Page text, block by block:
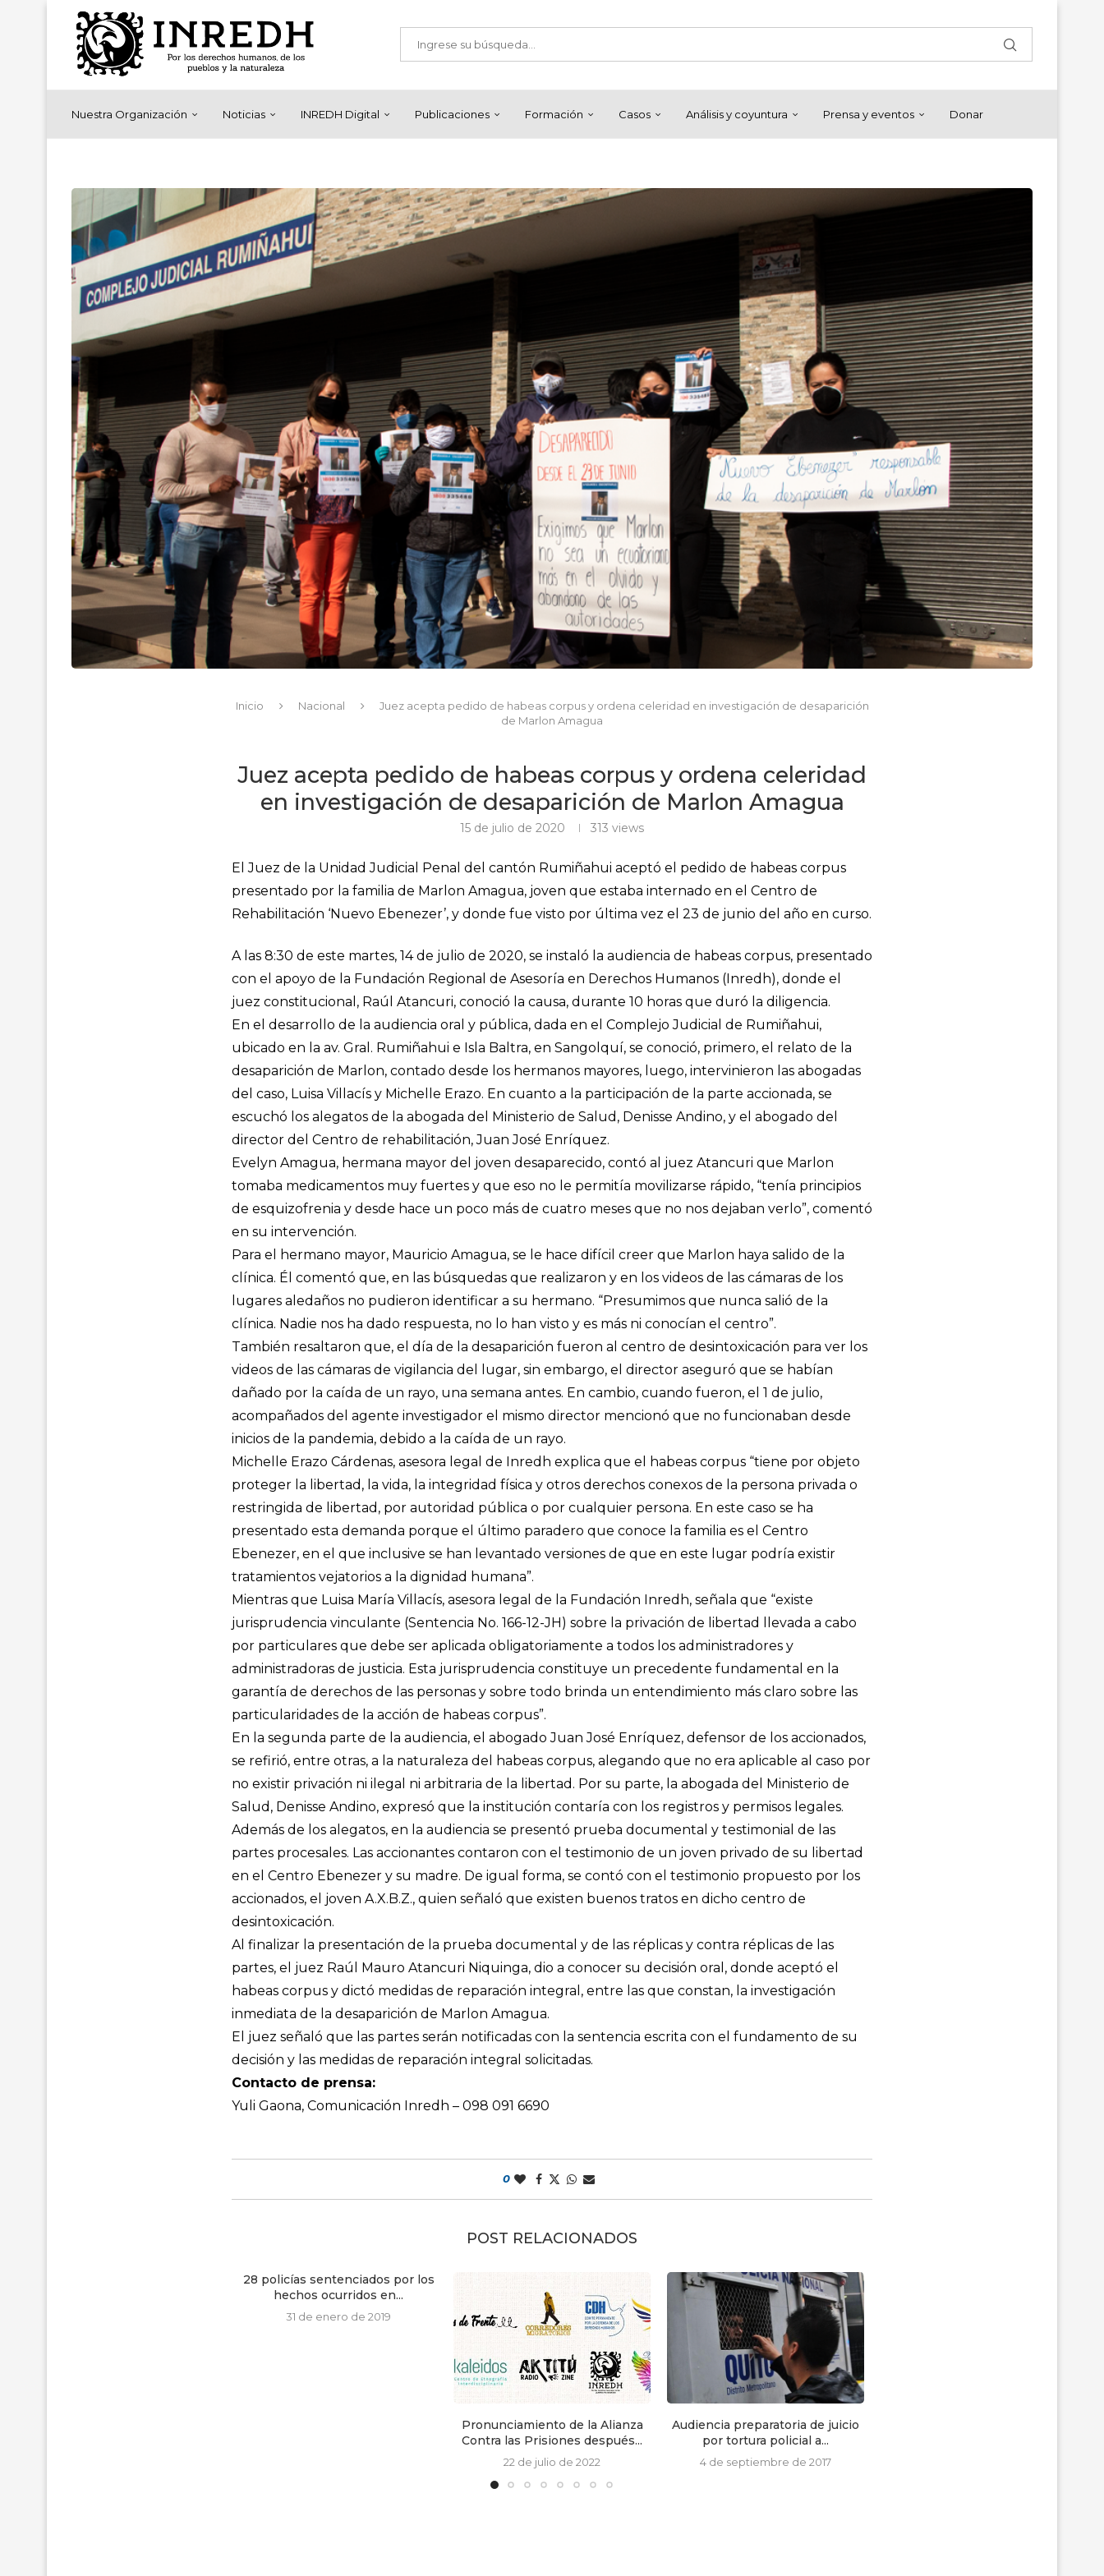
Nuestra Organización Noticias INREDH Digital Publicaciones Formación Casos Análisis y coyuntura Prensa y eventos Donar
Inicio Nacional
Juez acepta pedido de habeas corpus y ordena celeridad en investigación de desaparición
de Marlon Amagua
Juez acepta pedido de habeas corpus y ordena celeridad
en investigación de desaparición de Marlon Amagua
15 de julio de 2020 313 views
El Juez de la Unidad Judicial Penal del cantón Rumiñahui aceptó el pedido de habeas corpus
presentado por la familia de Marlon Amagua, joven que estaba internado en el Centro de
Rehabilitación ‘Nuevo Ebenezer’, y donde fue visto por última vez el 23 de junio del año en curso.
A las 8:30 de este martes, 14 de julio de 2020, se instaló la audiencia de habeas corpus, presentado
con el apoyo de la Fundación Regional de Asesoría en Derechos Humanos (Inredh), donde el
juez constitucional, Raúl Atancuri, conoció la causa, durante 10 horas que duró la diligencia.
En el desarrollo de la audiencia oral y pública, dada en el Complejo Judicial de Rumiñahui,
ubicado en la av. Gral. Rumiñahui e Isla Baltra, en Sangolquí, se conoció, primero, el relato de la
desaparición de Marlon, contado desde los hermanos mayores, luego, intervinieron las abogadas
del caso, Luisa Villacís y Michelle Erazo. En cuanto a la participación de la parte accionada, se
escuchó los alegatos de la abogada del Ministerio de Salud, Denisse Andino, y el abogado del
director del Centro de rehabilitación, Juan José Enríquez.
Evelyn Amagua, hermana mayor del joven desaparecido, contó al juez Atancuri que Marlon
tomaba medicamentos muy fuertes y que eso no le permitía movilizarse rápido, “tenía principios
de esquizofrenia y desde hace un poco más de cuatro meses que no nos dejaban verlo”, comentó
en su intervención.
Para el hermano mayor, Mauricio Amagua, se le hace difícil creer que Marlon haya salido de la
clínica. Él comentó que, en las búsquedas que realizaron y en los videos de las cámaras de los
lugares aledaños no pudieron identificar a su hermano. “Presumimos que nunca salió de la
clínica. Nadie nos ha dado respuesta, no lo han visto y es más ni conocían el centro”.
También resaltaron que, el día de la desaparición fueron al centro de desintoxicación para ver los
videos de las cámaras de vigilancia del lugar, sin embargo, el director aseguró que se habían
dañado por la caída de un rayo, una semana antes. En cambio, cuando fueron, el 1 de julio,
acompañados del agente investigador el mismo director mencionó que no funcionaban desde
inicios de la pandemia, debido a la caída de un rayo.
Michelle Erazo Cárdenas, asesora legal de Inredh explica que el habeas corpus “tiene por objeto
proteger la libertad, la vida, la integridad física y otros derechos conexos de la persona privada o
restringida de libertad, por autoridad pública o por cualquier persona. En este caso se ha
presentado esta demanda porque el último paradero que conoce la familia es el Centro
Ebenezer, en el que inclusive se han levantado versiones de que en este lugar podría existir
tratamientos vejatorios a la dignidad humana”.
Mientras que Luisa María Villacís, asesora legal de la Fundación Inredh, señala que “existe
jurisprudencia vinculante (Sentencia No. 166-12-JH) sobre la privación de libertad llevada a cabo
por particulares que debe ser aplicada obligatoriamente a todos los administradores y
administradoras de justicia. Esta jurisprudencia constituye un precedente fundamental en la
garantía de derechos de las personas y sobre todo brinda un entendimiento más claro sobre las
particularidades de la acción de habeas corpus”.
En la segunda parte de la audiencia, el abogado Juan José Enríquez, defensor de los accionados,
se refirió, entre otras, a la naturaleza del habeas corpus, alegando que no era aplicable al caso por
no existir privación ni ilegal ni arbitraria de la libertad. Por su parte, la abogada del Ministerio de
Salud, Denisse Andino, expresó que la institución contaría con los registros y permisos legales.
Además de los alegatos, en la audiencia se presentó prueba documental y testimonial de las
partes procesales. Las accionantes contaron con el testimonio de un joven privado de su libertad
en el Centro Ebenezer y su madre. De igual forma, se contó con el testimonio propuesto por los
accionados, el joven A.X.B.Z., quien señaló que existen buenos tratos en dicho centro de
desintoxicación.
Al finalizar la presentación de la prueba documental y de las réplicas y contra réplicas de las
partes, el juez Raúl Mauro Atancuri Niquinga, dio a conocer su decisión oral, donde aceptó el
habeas corpus y dictó medidas de reparación integral, entre las que constan, la investigación
inmediata de la desaparición de Marlon Amagua.
El juez señaló que las partes serán notificadas con la sentencia escrita con el fundamento de su
decisión y las medidas de reparación integral solicitadas.
Contacto de prensa:
Yuli Gaona, Comunicación Inredh – 098 091 6690
0
POST RELACIONADOS
Audiencia preparatoria de juicio
por tortura policial a...
4 de septiembre de 2017
Personas hospitalizadas tras ser
impactadas por arma de...
6 de octubre de 2019